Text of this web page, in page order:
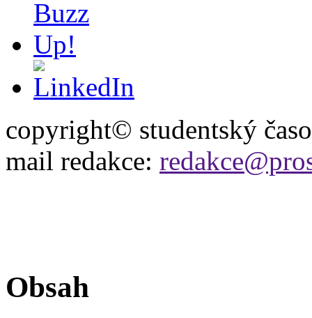
copyright© studentský
mail redakce:
Obsah